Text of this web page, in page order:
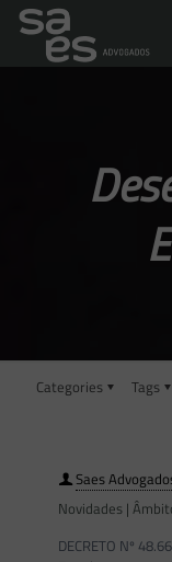
Categories Tags
Saes
Novidades |
DECRETO Nº